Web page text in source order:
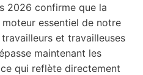
2026 confirme que la
essentiel de notre
et travailleuses
maintenant les
qui reflète directement